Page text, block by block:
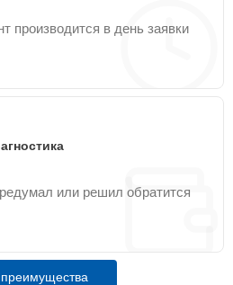
производится в день заявки
или решил обратится